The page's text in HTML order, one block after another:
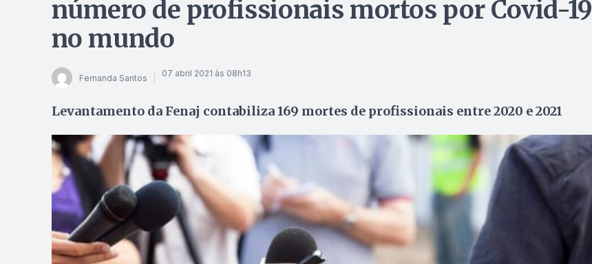
número de profissionais mortos por Covid-19
no mundo
Fernanda Santos 07 abril 2021 às 08h13
Levantamento da Fenaj contabiliza 169 mortes de profissionais entre 2020 e 2021